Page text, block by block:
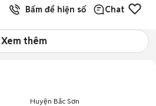
Bấm để hiện số Chat
Xem thêm
Huyện Bắc Sơn